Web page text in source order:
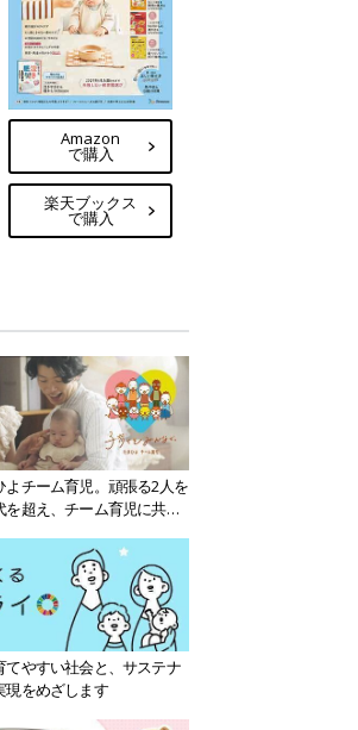
Amazon
で購入
楽天ブックス
で購入
チーム育児。頑張る2人を
超え、チーム育児に共感
やすい社会と、サステナ
現をめざします